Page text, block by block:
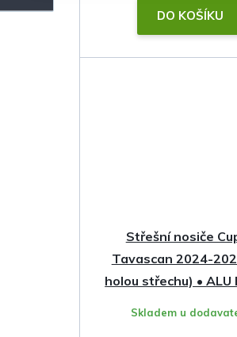
DO KOŠÍKU
Střešní nosiče
Tavascan 2024-
holou střechu) • ALU
Skladem u